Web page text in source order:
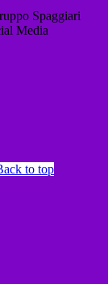
Spaggiari
Media
to top